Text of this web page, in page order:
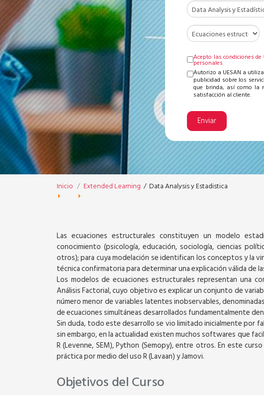
Acepto las condiciones
personales
Autorizo a UESAN a
publicidad sobre los
que brinda, así como la
satisfacción al cliente.
Enviar
Inicio Extended Learning / Data Analysis y Estadistica
Las ecuaciones estructurales constituyen un modelo
conocimiento (psicología, educación, sociología, ciencias
otros); para cuya modelación se identifican los conceptos y la
técnica confirmatoria para determinar una explicación válida de
Los modelos de ecuaciones estructurales representan una
Análisis Factorial, cuyo objetivo es explicar un conjunto de
número menor de variables latentes inobservables,
de ecuaciones simultáneas desarrollados fundamentalmente
Sin duda, todo este desarrollo se vio limitado inicialmente por
sin embargo, en la actualidad existen muchos softwares que
R (Levenne, SEM), Python (Semopy), entre otros. En este
práctica por medio del uso R (Lavaan) y Jamovi.
Objetivos del Curso